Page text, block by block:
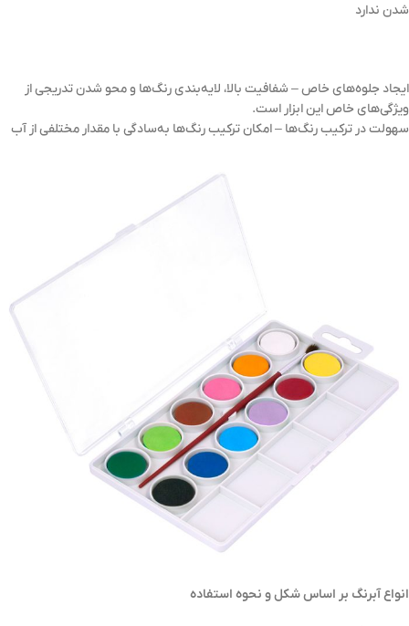
شدن ندارد
ایجاد جلوه‌های خاص – شفافیت بالا، لایه‌بندی رنگ‌ها و محو شدن تدریجی از
ویژگی‌های خاص این ابزار است.
سهولت در ترکیب رنگ‌ها – امکان ترکیب رنگ‌ها به‌سادگی با مقدار مختلفی از آب
انواع آبرنگ بر اساس شکل و نحوه استفاده